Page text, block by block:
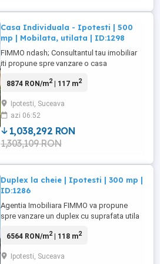
Casa Individuala - Ipotesti | 500
mp | Mobilata, utilata | ID:1298
FIMMO ndash; Consultantul tau imobiliar
iti propune spre vanzare o casa
cartier rezidential nou, cu acces facil catre
apropiere de Carrefour. Proprietatea,
construita in anul 2023, are un regim de
inaltime parter si o suprafata ...
8874 RON/m2| 117 m2
Ipotesti, Suceava
azi 06:52
1,038,292 RON
1,303,109 RON
Duplex la cheie | Ipotesti | 300 mp |
ID:1286
Agentia Imobiliara FIMMO va propune
spre vanzare un duplex cu suprafata utila
situat intr-o zona in dezvoltare, ideal
personalizata. Imobilul se afla in stadiul
6564 RON/m2| 118 m2
Ipotesti, Suceava